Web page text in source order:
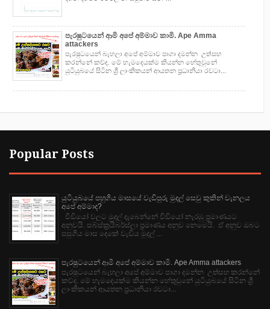
පැරෂුටයෙන් ආමි අපේ අම්මාව කාමි. Ape Amma
attackers
පැරෂුටයෙන් බැහලා අපේ අම්මාව පාගා දමන්න උත්සහ
කරන්නේ කව්ද. මේ හැමදෙයක්ම කියන්න හේතුවුනේ
යුටියුබයේ සිටින ශ්‍රී ලාංකිකයන් ආයතන ප්‍රධානියා රවටා...
Popular Posts
යුටියුබයේ පහුගිය මාසයේ වැඩිපුරු මුදල් සෙවු කුකින් චැනලය
අපේ අම්මාද?
වීඩියෝ වලට මුදල් දැබෙන්නේ වීඩියෝ නැරඹු ප්‍රමාණයට
අනුවයි. සබ්ස්ක්‍රයිබර්ස්ලා ප්‍රමාණය අනුව නෙමෙයි. ඒ අනුව ඔබට
පසුගිය මාස දෙකේ වැඩිය මුදල් ...
පැරෂුටයෙන් ආමි අපේ අම්මාව කාමි. Ape Amma attackers
පැරෂුටයෙන් බැහලා අපේ අම්මාව පාගා දමන්න උත්සහ කරන්නේ
කව්ද. මේ හැමදෙයක්ම කියන්න හේතුවුනේ යුටියුබයේ සිටින ශ්‍රී
ලාංකිකයන් ආයතන ප්‍රධානියා රවටා...